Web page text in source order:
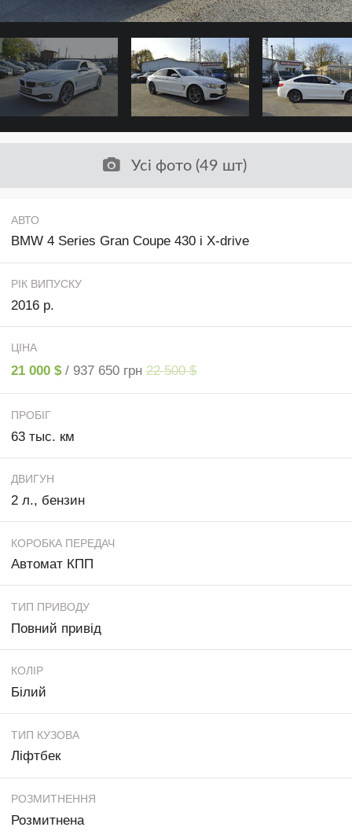
Усі фото (49 шт)
АВТО
BMW 4 Series Gran Coupe 430 i X-drive
РІК ВИПУСКУ
2016 р.
ЦІНА
21 000 $ / 937 650 грн 22 500 $
ПРОБІГ
63 тыс. км
ДВИГУН
2 л., бензин
КОРОБКА ПЕРЕДАЧ
Автомат КПП
ТИП ПРИВОДУ
Повний привід
КОЛІР
Білий
ТИП КУЗОВА
Ліфтбек
РОЗМИТНЕННЯ
Розмитнена